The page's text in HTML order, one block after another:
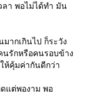
ลา พอไม่ได้ทำ มัน
ากเกินไป ก็ระวัง
นรักหรือคนรอบข้าง
ห้คุ้มค่ากันดีกว่า
แต่พองาม พอ